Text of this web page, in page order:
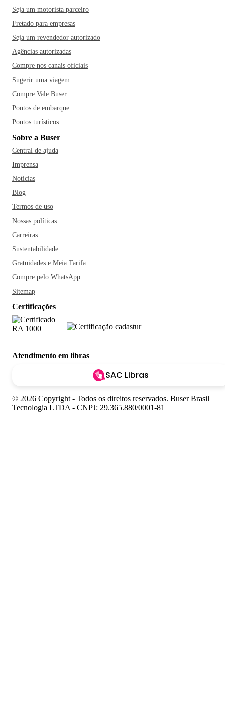
Seja um motorista parceiro
Fretado para empresas
Seja um revendedor autorizado
Agências autorizadas
Compre nos canais oficiais
Sugerir uma viagem
Compre Vale Buser
Pontos de embarque
Pontos turísticos
Sobre a Buser
Central de ajuda
Imprensa
Notícias
Blog
Termos de uso
Nossas políticas
Carreiras
Sustentabilidade
Gratuidades e Meia Tarifa
Compre pelo WhatsApp
Sitemap
Certificações
Atendimento em libras
SAC Libras
© 2026 Copyright - Todos os direitos reservados. Buser Brasil
Tecnologia LTDA - CNPJ: 29.365.880/0001-81